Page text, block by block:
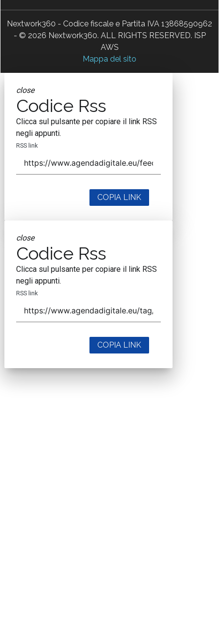
Nextwork360 - Codice fiscale e Partita IVA 13868590962
- © 2026 Nextwork360. ALL RIGHTS RESERVED. ISP
AWS
Mappa del sito
close
Codice Rss
Clicca sul pulsante per copiare il link RSS
negli appunti.
RSS link
COPIA LINK
close
Codice Rss
Clicca sul pulsante per copiare il link RSS
negli appunti.
RSS link
COPIA LINK